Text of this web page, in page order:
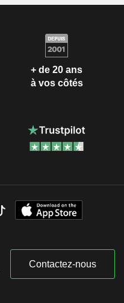
+ de 20 ans
à vos côtés
Contactez-nous